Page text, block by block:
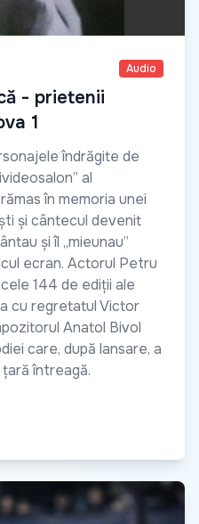
Audio
- prietenii
1
îndrăgite de
al
în memoria unei
și cântecul devenit
și îl „mieunau”
ecran. Actorul Petru
144 de ediții ale
cu regretatul Victor
Anatol Bivol
care, după lansare, a
întreagă.